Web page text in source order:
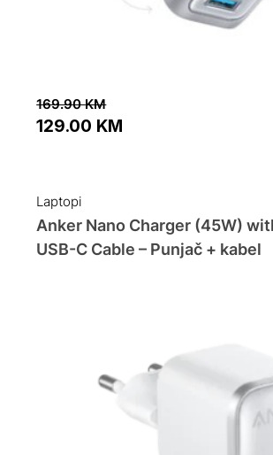
169.90KM
was:
169.90 KM.
129.00 KM
is:
129.00 KM.
Laptopi
Anker Nano Charger (45W)
USB-C Cable – Punjač + kabel